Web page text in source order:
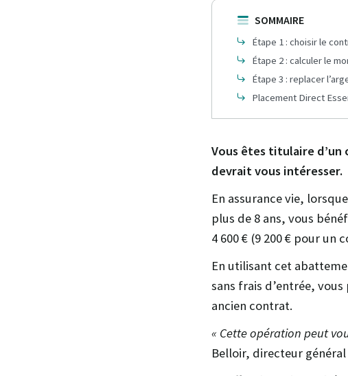
SOMMAIRE
Étape 1 : choisir le
Étape 2 : calculer le
Étape 3 : replacer
Placement Direct
Vous êtes titulaire d’un
devrait vous intéresser.
En assurance vie,
plus de 8 ans, vous
4 600 € (9 200 € pour un
En utilisant cet
sans frais d’entrée,
ancien contrat.
« Cette opération peut
Belloir, directeur